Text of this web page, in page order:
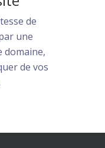
de
une
domaine,
de vos